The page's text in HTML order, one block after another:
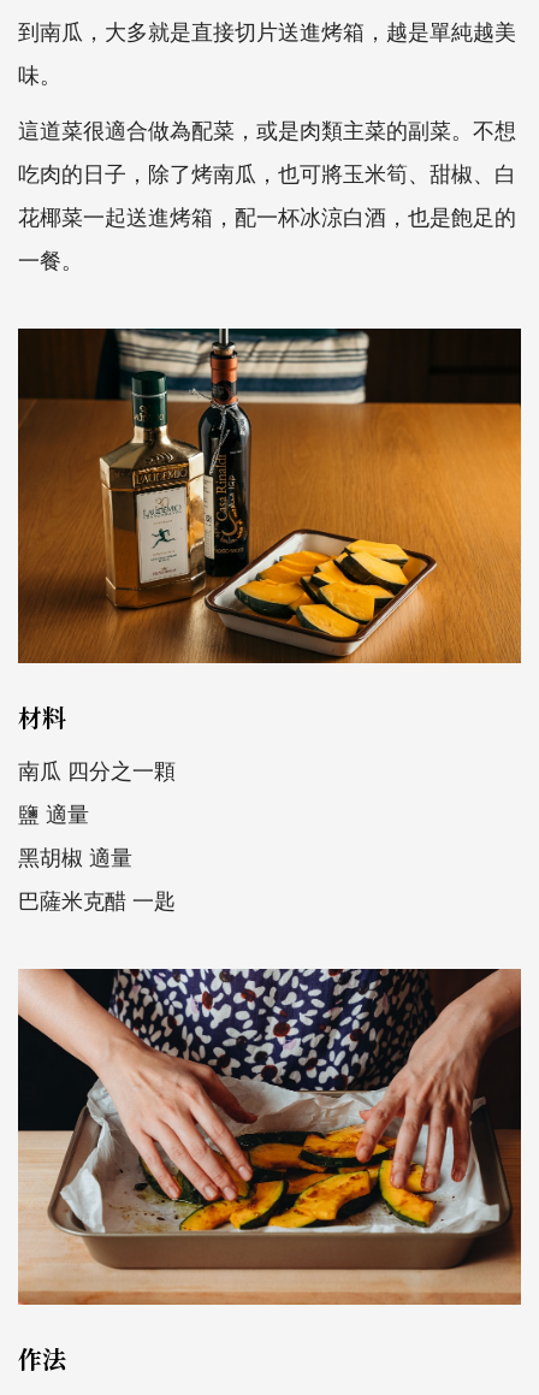
到南瓜，大多就是直接切片送進烤箱，越是單純越美
味。
這道菜很適合做為配菜，或是肉類主菜的副菜。不想
吃肉的日子，除了烤南瓜，也可將玉米筍、甜椒、白
花椰菜一起送進烤箱，配一杯冰涼白酒，也是飽足的
一餐。
材料
南瓜 四分之一顆
鹽 適量
黑胡椒 適量
巴薩米克醋 一匙
作法